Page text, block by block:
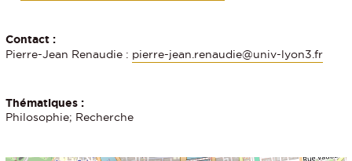
Contact :
Pierre-Jean Renaudie : pierre-jean.renaudie@univ-lyon3.fr
Thématiques :
Philosophie; Recherche